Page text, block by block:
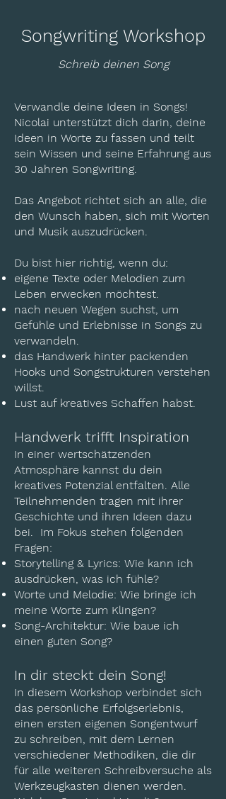
Songwriting Workshop
Schreib deinen Song
Verwandle deine Ideen in Songs!
Nicolai unterstützt dich darin, deine
Ideen in Worte zu fassen und teilt
sein Wissen und seine Erfahrung aus
30 Jahren Songwriting.
Das Angebot richtet sich an alle, die
den Wunsch haben, sich mit Worten
und Musik auszudrücken.
Du bist hier richtig, wenn du:
eigene Texte oder Melodien zum
Leben erwecken möchtest.
nach neuen Wegen suchst, um
Gefühle und Erlebnisse in Songs zu
verwandeln.
das Handwerk hinter packenden
Hooks und Songstrukturen verstehen
willst.
Lust auf kreatives Schaffen habst.
Handwerk trifft Inspiration
In einer wertschätzenden
Atmosphäre kannst du dein
kreatives Potenzial entfalten. Alle
Teilnehmenden tragen mit ihrer
Geschichte und ihren Ideen dazu
bei. Im Fokus stehen folgenden
Fragen:
Storytelling & Lyrics: Wie kann ich
ausdrücken, was ich fühle?
Worte und Melodie: Wie bringe ich
meine Worte zum Klingen?
Song-Architektur: Wie baue ich
einen guten Song?
In dir steckt dein Song!
In diesem Workshop verbindet sich
das persönliche Erfolgserlebnis,
einen ersten eigenen Songentwurf
zu schreiben, mit dem Lernen
verschiedener Methodiken, die dir
für alle weiteren Schreibversuche als
Werkzeugkasten dienen werden.